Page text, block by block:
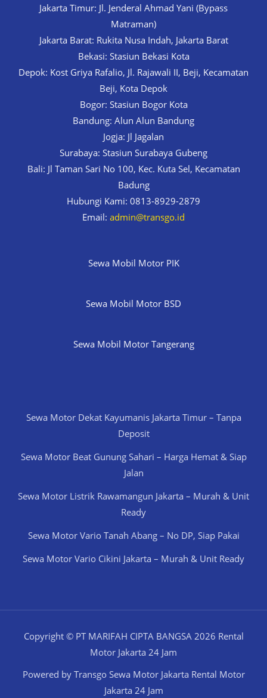
Jakarta Timur: Jl. Jenderal Ahmad Yani (Bypass
Matraman)
Jakarta Barat: Rukita Nusa Indah, Jakarta Barat
Bekasi: Stasiun Bekasi Kota
Depok: Kost Griya Rafalio, Jl. Rajawali II, Beji, Kecamatan
Beji, Kota Depok
Bogor: Stasiun Bogor Kota
Bandung: Alun Alun Bandung
Jogja: Jl Jagalan
Surabaya: Stasiun Surabaya Gubeng
Bali: Jl Taman Sari No 100, Kec. Kuta Sel, Kecamatan
Badung
Hubungi Kami: 0813-8929-2879
Email: admin@transgo.id
Sewa Mobil Motor PIK
Sewa Mobil Motor BSD
Sewa Mobil Motor Tangerang
Sewa Motor Dekat Kayumanis Jakarta Timur – Tanpa
Deposit
Sewa Motor Beat Gunung Sahari – Harga Hemat & Siap
Jalan
Sewa Motor Listrik Rawamangun Jakarta – Murah & Unit
Ready
Sewa Motor Vario Tanah Abang – No DP, Siap Pakai
Sewa Motor Vario Cikini Jakarta – Murah & Unit Ready
Copyright © PT MARIFAH CIPTA BANGSA 2026 Rental
Motor Jakarta 24 Jam
Powered by Transgo Sewa Motor Jakarta Rental Motor
Jakarta 24 Jam